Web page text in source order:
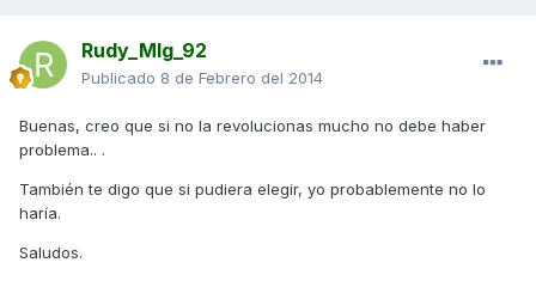
Rudy_Mlg_92
Publicado 8 de Febrero del 2014
Buenas, creo que si no la revolucionas mucho no debe haber
problema.. .
También te digo que si pudiera elegir, yo probablemente no lo
haría.
Saludos.